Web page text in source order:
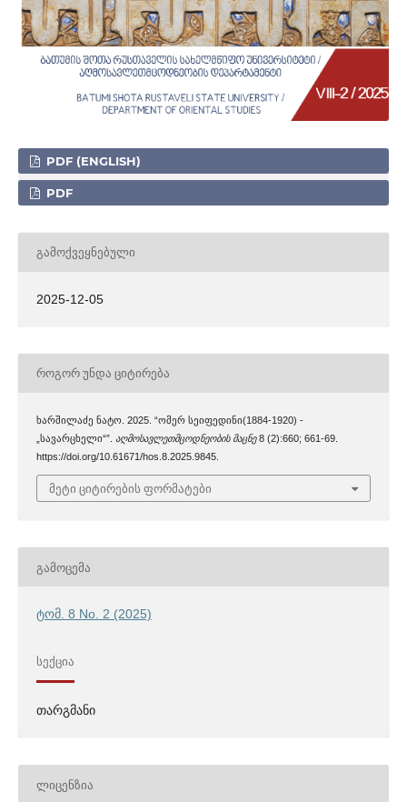
PDF (ENGLISH)
PDF
ᲒᲐᲛᲝᲥᲕᲔᲧᲜᲔᲑᲣᲚᲘ
2025-12-05
ᲠᲝᲒᲝᲠ ᲣᲜᲓᲐ ᲪᲘᲢᲘᲠᲔᲑᲐ
ხარშილაძე ნატო. 2025. “ომერ სეიფედინი(1884-1920) -
„სავარცხელი“”. აღმოსავლეთმცოდნეობის მაცნე8 (2):660; 661-69.
https://doi.org/10.61671/hos.8.2025.9845.
მეტი ციტირების ფორმატები
ᲒᲐᲛᲝᲪᲔᲛᲐ
ტომ. 8 No. 2 (2025)
ᲡᲔᲥᲪᲘᲐ
თარგმანი
ᲚᲘᲪᲔᲜᲖᲘᲐ